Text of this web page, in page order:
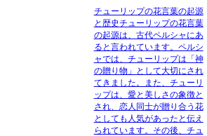
チューリップの花言葉の起源
と歴史チューリップの花言葉
の起源は、古代ペルシャにあ
ると言われています。ペルシ
ャでは、チューリップは「神
の贈り物」として大切にされ
てきました。また、チューリ
ップは、愛と美しさの象徴と
され、恋人同士が贈り合う花
としても人気があったと伝え
られています。その後、チュ